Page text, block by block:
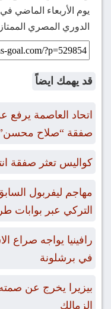
الدوري المصري
قد يهمك ايضاً
اتحاد العاصمة
صفقة “صلاح
كواليس تعثر صفقة
مهاجم ليفربول
التركي عبر بوابات
رافينيا يواجه صراع
في برشلونة
بيزيرا يخرج عن
الزمالك